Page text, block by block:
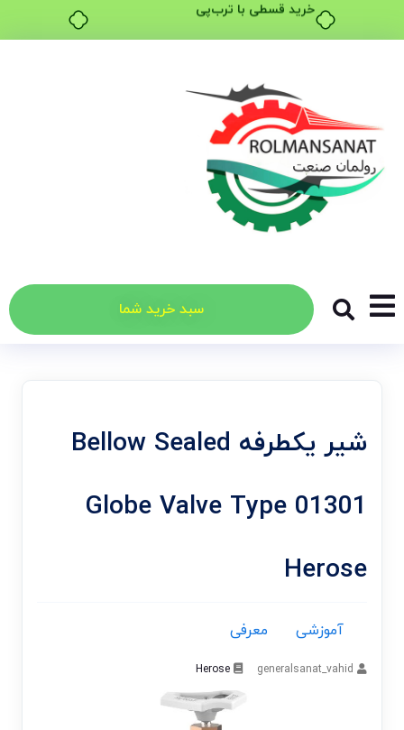
خرید قسطی با ترب‌پی
سبد خرید شما
شیر یکطرفه Bellow Sealed
Globe Valve Type 01301
Herose
آموزشی معرفی
Herose